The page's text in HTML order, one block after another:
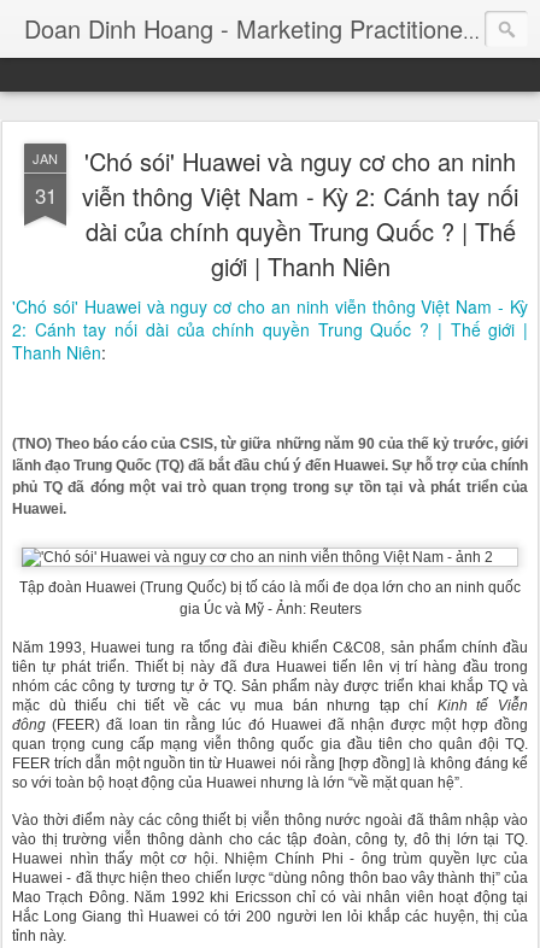
Doan Dinh Hoang - Marketing Practitioner
JAN
31
'Chó sói' Huawei và nguy cơ cho an ninh
viễn thông Việt Nam - Kỳ 2: Cánh tay nối
dài của chính quyền Trung Quốc ? | Thế
giới | Thanh Niên
'Chó sói' Huawei và nguy cơ cho an ninh viễn thông Việt Nam - Kỳ
2: Cánh tay nối dài của chính quyền Trung Quốc ? | Thế giới |
Thanh Niên:
(TNO) Theo báo cáo của CSIS, từ giữa những năm 90 của thế kỷ trước, giới
lãnh đạo Trung Quốc (TQ) đã bắt đầu chú ý đến Huawei. Sự hỗ trợ của chính
phủ TQ đã đóng một vai trò quan trọng trong sự tồn tại và phát triển của
Huawei.
Tập đoàn Huawei (Trung Quốc) bị tố cáo là mối đe dọa lớn cho an ninh quốc
gia Úc và Mỹ - Ảnh: Reuters
Năm 1993, Huawei tung ra tổng đài điều khiển C&C08, sản phẩm chính đầu
tiên tự phát triển. Thiết bị này đã đưa Huawei tiến lên vị trí hàng đầu trong
nhóm các công ty tương tự ở TQ. Sản phẩm này được triển khai khắp TQ và
mặc dù thiếu chi tiết về các vụ mua bán nhưng tạp chí Kinh tế Viễn
đông(FEER) đã loan tin rằng lúc đó Huawei đã nhận được một hợp đồng
quan trọng cung cấp mạng viễn thông quốc gia đầu tiên cho quân đội TQ.
FEER trích dẫn một nguồn tin từ Huawei nói rằng [hợp đồng] là không đáng kể
so với toàn bộ hoạt động của Huawei nhưng là lớn “về mặt quan hệ”.
Vào thời điểm này các công thiết bị viễn thông nước ngoài đã thâm nhập vào
vào thị trường viễn thông dành cho các tập đoàn, công ty, đô thị lớn tại TQ.
Huawei nhìn thấy một cơ hội. Nhiệm Chính Phi - ông trùm quyền lực của
Huawei - đã thực hiện theo chiến lược “dùng nông thôn bao vây thành thị” của
Mao Trạch Đông. Năm 1992 khi Ericsson chỉ có vài nhân viên hoạt động tại
Hắc Long Giang thì Huawei có tới 200 người len lỏi khắp các huyện, thị của
tỉnh này.